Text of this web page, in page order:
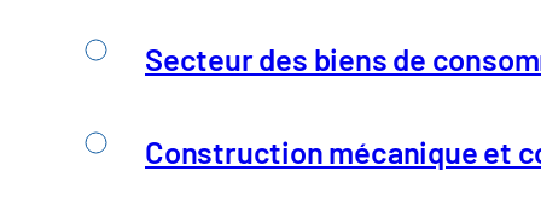
Secteur des biens de
Construction mécanique et